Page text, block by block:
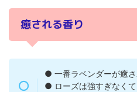
癒される香り
● 一番ラベンダーが癒さ
● ローズは強すぎなく